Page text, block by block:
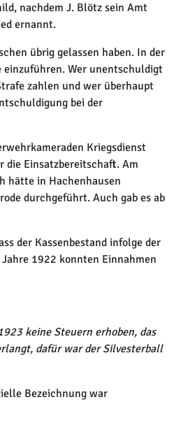
nachdem J. Blötz sein Amt
ernannt.
übrig gelassen haben. In der
einzuführen. Wer unentschuldigt
zahlen und wer überhaupt
bei der
Kriegsdienst
die Einsatzbereitschaft. Am
hätte in Hachenhausen
durchgeführt. Auch gab es ab
der Kassenbestand infolge der
1922 konnten Einnahmen
keine Steuern erhoben, das
dafür war der Silvesterball
Bezeichnung war